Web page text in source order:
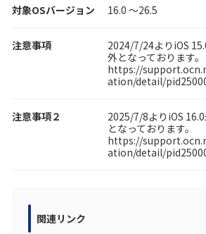
まはこちら
OCN サービス一覧
対象OSバージョン 16.0 ～26.5
注意事項
2024/7/24よりiOS
外となっております。
https://
ation/detail/
注意事項２
2025/7/8よりiOS
となっております。
https://
ation/detail/
関連リンク